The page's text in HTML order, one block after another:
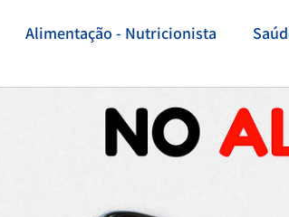
Alimentação - Nutricionista
esportivo Evolução -